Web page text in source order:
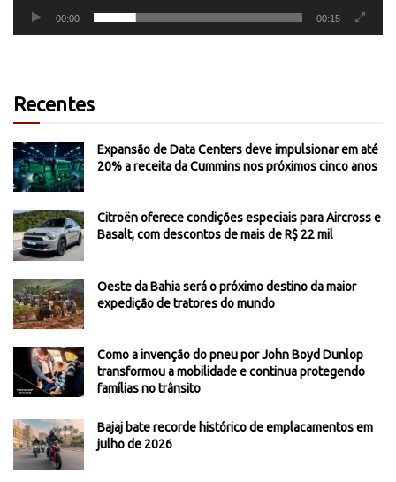
00:00 00:15
Recentes
Expansão de Data Centers deve impulsionar em até
20% a receita da Cummins nos próximos cinco anos
Citroën oferece condições especiais para Aircross e
Basalt, com descontos de mais de R$ 22 mil
Oeste da Bahia será o próximo destino da maior
expedição de tratores do mundo
Como a invenção do pneu por John Boyd Dunlop
transformou a mobilidade e continua protegendo
famílias no trânsito
Bajaj bate recorde histórico de emplacamentos em
julho de 2026